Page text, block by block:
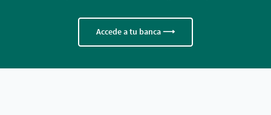
Accede a tu banca